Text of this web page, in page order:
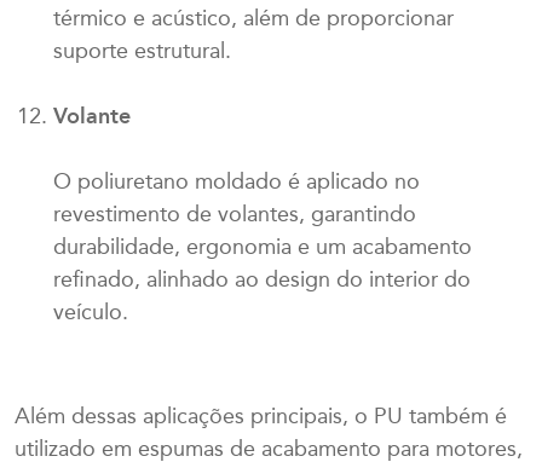
térmico e acústico, além de proporcionar
suporte estrutural.
Volante
O poliuretano moldado é aplicado no
revestimento de volantes, garantindo
durabilidade, ergonomia e um acabamento
refinado, alinhado ao design do interior do
veículo.
Além dessas aplicações principais, o PU também é
utilizado em espumas de acabamento para motores,